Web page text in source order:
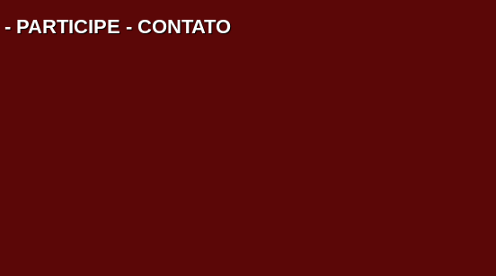
- PARTICIPE - CONTATO